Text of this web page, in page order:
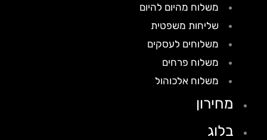
משלוח מהיום להיום
שליחות משפטית
משלוחים לעסקים
משלוח פרחים
משלוח אלכוהול
מחירון
בלוג